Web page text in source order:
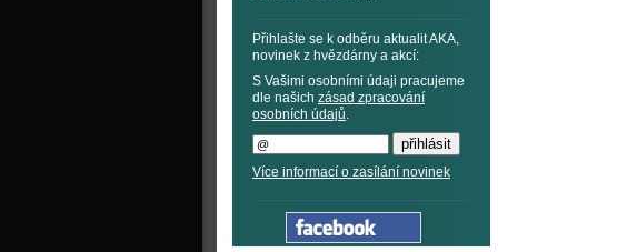
Přihlašte se k odběru aktualit AKA,
novinek z hvězdárny a akcí:
S Vašimi osobními údaji pracujeme
dle našich zásad zpracování
osobních údajů.
Více informací o zasílání novinek